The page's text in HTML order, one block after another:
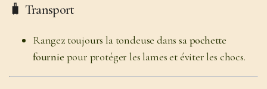
🧳 Transport
Rangez toujours la tondeuse dans sapochette
fournie pour protéger les lames et éviter les chocs.